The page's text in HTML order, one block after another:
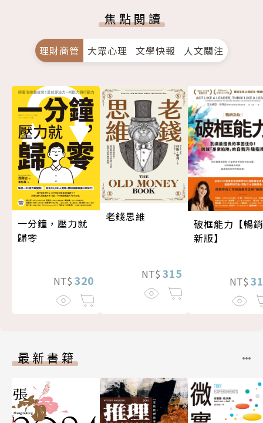
焦點閱讀
理財商管 大眾心理 文學快報 人文關注
一分鐘，壓力就
歸零
NT$ 320
老錢思維
NT$ 315
破框能力【暢銷
新版】
NT$
最新書籍